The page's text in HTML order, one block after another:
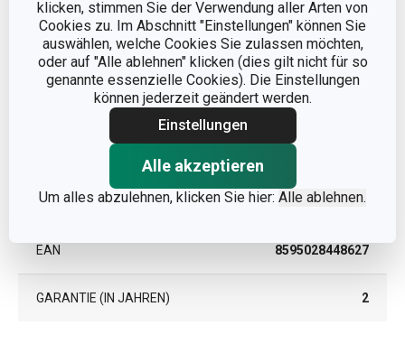
klicken, stimmen Sie der Verwendung aller Arten von
Cookies zu. Im Abschnitt "Einstellungen" können Sie
auswählen, welche Cookies Sie zulassen möchten,
oder auf "Alle ablehnen" klicken (dies gilt nicht für so
genannte essenzielle Cookies). Die Einstellungen
können jederzeit geändert werden.
Einstellungen
Alle akzeptieren
Um alles abzulehnen, klicken Sie hier: Alle ablehnen.
Andere Parameter
KATEGORIE Barkeeper und Sommelier
MATERIAL Kunststoff
PRODUKTART
PRODUKTLINIE myDRINK
EAN 8595028448627
GARANTIE (IN JAHREN) 2